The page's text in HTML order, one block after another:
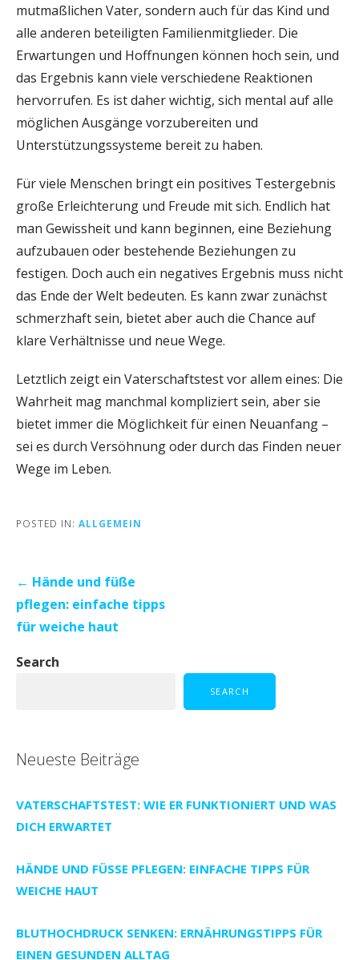
mutmaßlichen Vater, sondern auch für das Kind und
alle anderen beteiligten Familienmitglieder. Die
Erwartungen und Hoffnungen können hoch sein, und
das Ergebnis kann viele verschiedene Reaktionen
hervorrufen. Es ist daher wichtig, sich mental auf alle
möglichen Ausgänge vorzubereiten und
Unterstützungssysteme bereit zu haben.
Für viele Menschen bringt ein positives Testergebnis
große Erleichterung und Freude mit sich. Endlich hat
man Gewissheit und kann beginnen, eine Beziehung
aufzubauen oder bestehende Beziehungen zu
festigen. Doch auch ein negatives Ergebnis muss nicht
das Ende der Welt bedeuten. Es kann zwar zunächst
schmerzhaft sein, bietet aber auch die Chance auf
klare Verhältnisse und neue Wege.
Letztlich zeigt ein Vaterschaftstest vor allem eines: Die
Wahrheit mag manchmal kompliziert sein, aber sie
bietet immer die Möglichkeit für einen Neuanfang –
sei es durch Versöhnung oder durch das Finden neuer
Wege im Leben.
POSTED IN: ALLGEMEIN
Post
navigation
← Hände und füße
pflegen: einfache tipps
für weiche haut
Search
SEARCH
Neueste Beiträge
VATERSCHAFTSTEST: WIE ER FUNKTIONIERT UND WAS
DICH ERWARTET
HÄNDE UND FÜSSE PFLEGEN: EINFACHE TIPPS FÜR W
EICHE HAUT
BLUTHOCHDRUCK SENKEN: ERNÄHRUNGSTIPPS FÜR
EINEN GESUNDEN ALLTAG